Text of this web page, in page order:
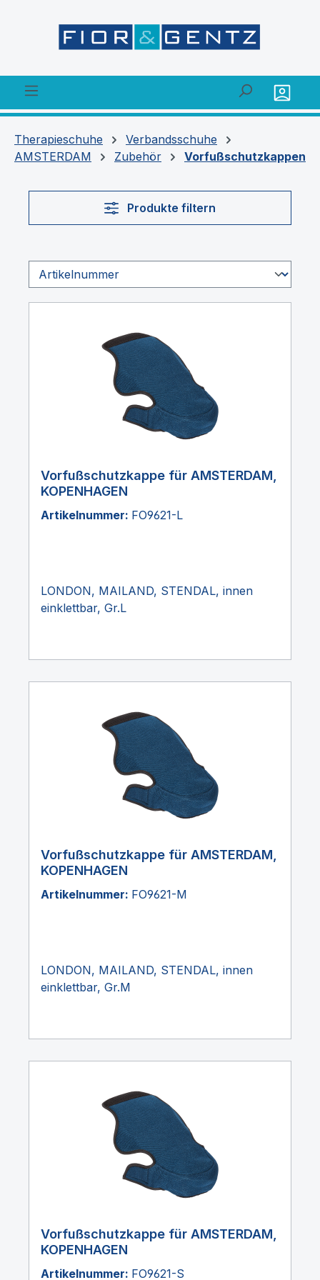
Therapieschuhe
Verbandsschuhe
AMSTERDAM
Zubehör Vorfußschutzkappen
Produkte filtern
Vorfußschutzkappe für AMSTERDAM,
KOPENHAGEN
Artikelnummer: FO9621-L
LONDON, MAILAND, STENDAL, innen
einklettbar, Gr.L
Vorfußschutzkappe für AMSTERDAM,
KOPENHAGEN
Artikelnummer: FO9621-M
LONDON, MAILAND, STENDAL, innen
einklettbar, Gr.M
Vorfußschutzkappe für AMSTERDAM,
KOPENHAGEN
Artikelnummer: FO9621-S